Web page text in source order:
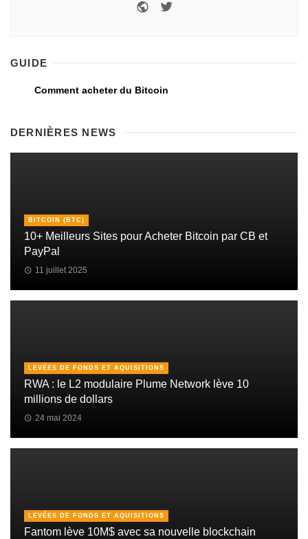
GUIDE
Comment acheter du Bitcoin
DERNIÈRES NEWS
BITCOIN (BTC)
10+ Meilleurs Sites pour Acheter Bitcoin par CB et
PayPal
11 juillet 2025
LEVÉES DE FONDS ET AQUISITIONS
RWA : le L2 modulaire Plume Network lève 10
millions de dollars
24 mai 2024
LEVÉES DE FONDS ET AQUISITIONS
Fantom lève 10M$ avec sa nouvelle blockchain